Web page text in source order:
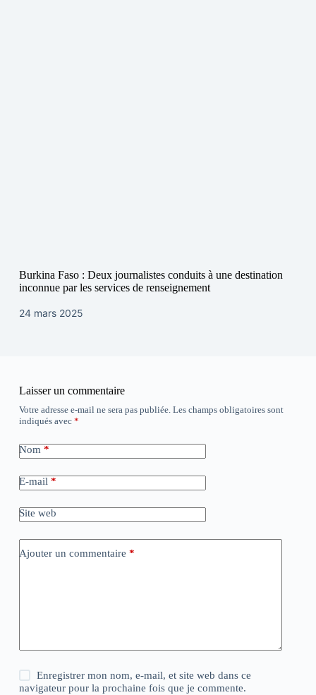
Burkina Faso : Deux journalistes conduits à une destination
inconnue par les services de renseignement
24 mars 2025
Laisser un commentaire
Votre adresse e-mail ne sera pas publiée. Les champs obligatoires sont
indiqués avec *
Nom *
E-mail *
Site web
Ajouter un commentaire *
Enregistrer mon nom, e-mail, et site web dans ce
navigateur pour la prochaine fois que je commente.